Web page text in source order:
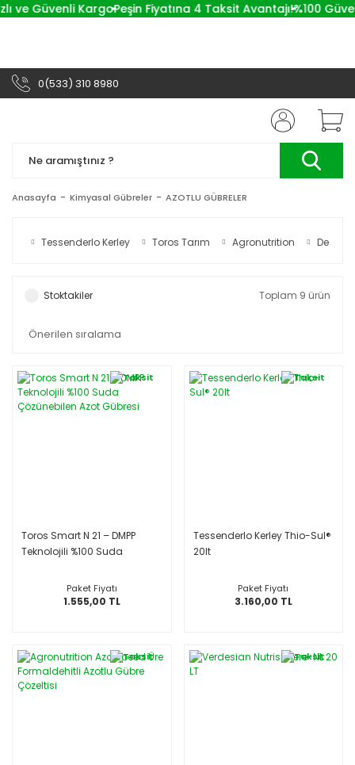
ve Güvenli KargoPeşin Fiyatına 4 Taksit Avantajı!%100
0(533) 310 8980
Anasayfa Kimyasal Gübreler AZOTLU GÜBRELER
Tessenderlo Kerley Toros Tarım Agronutrition De
Stoktakiler Toplam 9 ürün
Toros Smart N 21 – DMPP
Teknolojili %100 Suda
Paket Fiyatı
1.555,00 TL
Tessenderlo Kerley Thio-Sul®
20lt
Paket Fiyatı
3.160,00 TL